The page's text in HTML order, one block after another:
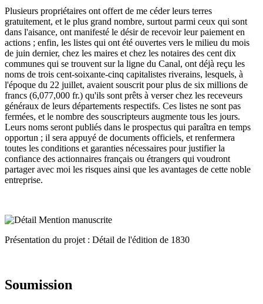
Plusieurs propriétaires ont offert de me céder leurs terres
gratuitement, et le plus grand nombre, surtout parmi ceux qui sont
dans l'aisance, ont manifesté le désir de recevoir leur paiement en
actions ; enfin, les listes qui ont été ouvertes vers le milieu du mois
de juin dernier, chez les maires et chez les notaires des cent dix
communes qui se trouvent sur la ligne du Canal, ont déjà reçu les
noms de trois cent-soixante-cinq capitalistes riverains, lesquels, à
l'époque du 22 juillet, avaient souscrit pour plus de six millions de
francs (6,077,000 fr.) qu'ils sont prêts à verser chez les receveurs
généraux de leurs départements respectifs. Ces listes ne sont pas
fermées, et le nombre des souscripteurs augmente tous les jours.
Leurs noms seront publiés dans le prospectus qui paraîtra en temps
opportun ; il sera appuyé de documents officiels, et renfermera
toutes les conditions et garanties nécessaires pour justifier la
confiance des actionnaires français ou étrangers qui voudront
partager avec moi les risques ainsi que les avantages de cette noble
entreprise.
Présentation du projet : Détail de l'édition de 1830
Soumission